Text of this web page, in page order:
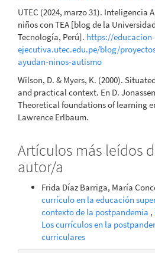
UTEC (2024, marzo 31). Inteligencia
niños con TEA [blog de la
Tecnología, Perú]. https://educacion-
ejecutiva.utec.edu.pe/blog/
ayudan-ninos-autismo
Wilson, D. & Myers, K. (2000).
and practical context. En D.
Theoretical foundations of learning
Lawrence Erlbaum.
Artículos más leídos
autor/a
Frida Díaz Barriga, María
currículo en la educación
contexto de la postpandemia ,
Los currículos en la
curriculares